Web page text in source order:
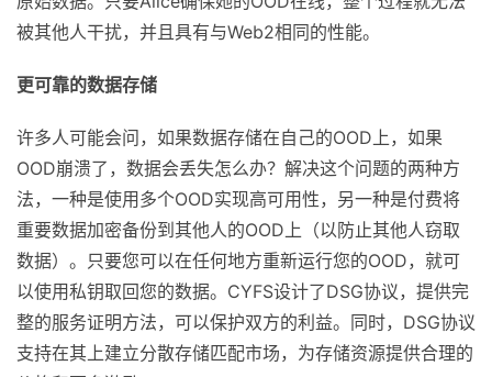
Bob直接向Alice请求数据，并通过检查对象ID证明数据是
原始数据。只要Alice确保她的OOD在线，整个过程就无法
许多人可能会问，如果数据存储在自己的OOD上，如果
OOD崩溃了，数据会丢失怎么办？解决这个问题的两种方
法，一种是使用多个OOD实现高可用性，另一种是付费将
重要数据加密备份到其他人的OOD上（以防止其他人窃取
数据）。只要您可以在任何地方重新运行您的OOD，就可
以使用私钥取回您的数据。CYFS设计了DSG协议，提供完
整的服务证明方法，可以保护双方的利益。同时，DSG协议